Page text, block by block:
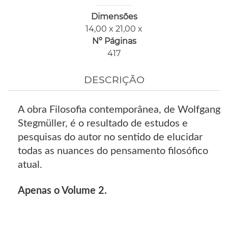
Dimensões
14,00 x 21,00 x
Nº Páginas
417
DESCRIÇÃO
A obra Filosofia contemporânea, de Wolfgang
Stegmüller, é o resultado de estudos e
pesquisas do autor no sentido de elucidar
todas as nuances do pensamento filosófico
atual.
Apenas o Volume 2.